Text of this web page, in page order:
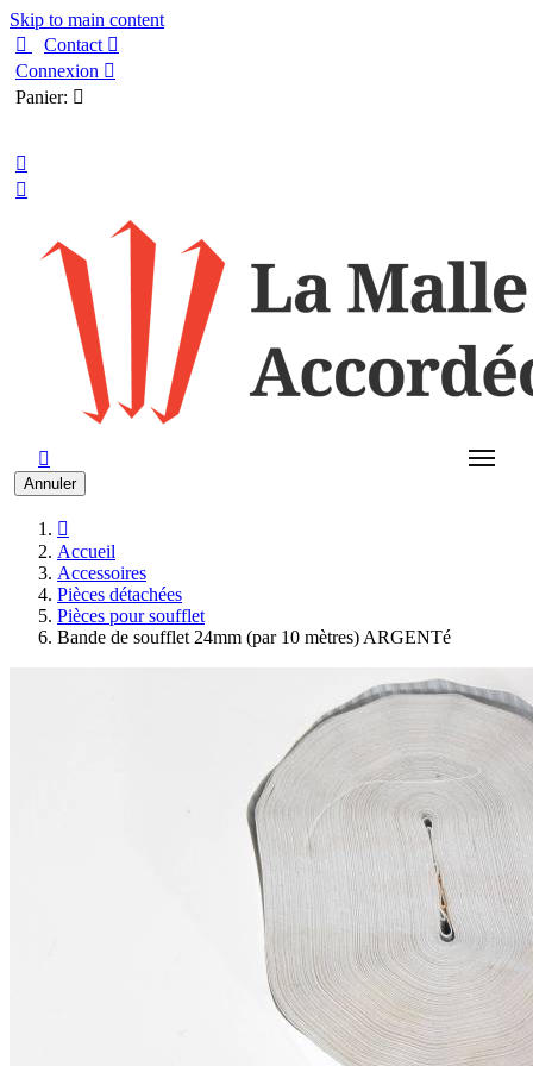
Skip to main content

Contact 
Connexion 
Panier: 



Annuler

Accueil
Accessoires
Pièces détachées
Pièces pour soufflet
Bande de soufflet 24mm (par 10 mètres) ARGENTé